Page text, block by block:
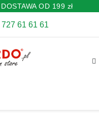
OD 199 zł
727 61 61 61